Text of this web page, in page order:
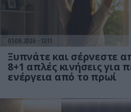
01.08.2026 12:11
Ξυπνάτε και σέρνεστε
8+1 απλές κινήσεις για
ενέργεια από το πρωί